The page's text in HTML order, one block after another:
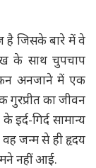
है जिसके बारे में वे
के साथ चुपचाप
अनजाने में एक
का जीवन
गिर्द सामान्य
वह जन्म से ही हृदय
नहीं आई.